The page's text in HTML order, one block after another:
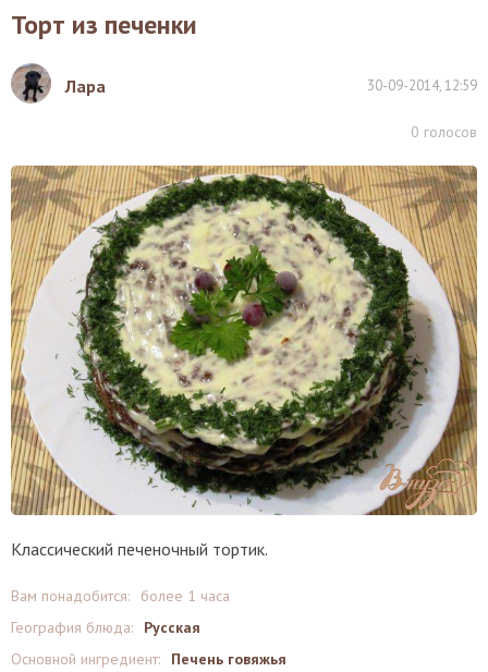
Торт из печенки
Лара 30-09-2014, 12:59
0 голосов
Классический печеночный тортик.
Вам понадобится:
более 1 часа
География блюда:
Русская
Основной ингредиент:
Печень говяжья